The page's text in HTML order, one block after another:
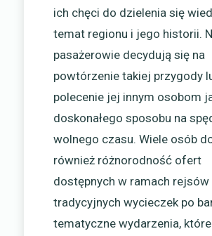
ich chęci do dzielenia się
temat regionu i jego historii.
pasażerowie decydują się na
powtórzenie takiej przygody
polecenie jej innym osobom
doskonałego sposobu na
wolnego czasu. Wiele osób
również różnorodność ofert
dostępnych w ramach rejsów
tradycyjnych wycieczek po
tematyczne wydarzenia, które